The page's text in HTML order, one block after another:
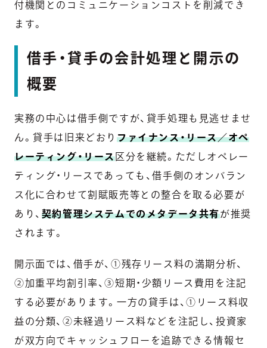
付機関とのコミュニケーションコストを削減でき
ます。
借手・貸手の会計処理と開示の
概要
実務の中心は借手側ですが、貸手処理も見逃せませ
ん。貸手は旧来どおり ファイナンス・リース／オペ
レーティング・リース区分を継続。ただしオペレー
ティング・リースであっても、借手側のオンバラン
ス化に合わせて割賦販売等との整合を取る必要が
あり、 契約管理システムでのメタデータ共有が推奨
されます。
開示面では、借手が、①残存リース料の満期分析、
②加重平均割引率、③短期・少額リース費用を注記
する必要があります。一方の貸手は、①リース料収
益の分類、②未経過リース料などを注記し、投資家
が双方向でキャッシュフローを追跡できる情報セ